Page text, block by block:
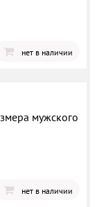
нет в наличии
мужского
нет в наличии